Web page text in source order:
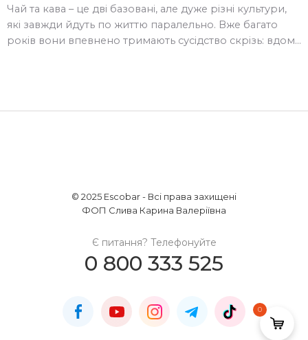
Чай та кава – це дві базовані, але дуже різні культури,
які завжди йдуть по життю паралельно. Вже багато
років вони впевнено тримають сусідство скрізь: вдома
© 2025 Escobar - Всі права захищені
ФОП Слива Карина Валеріївна
Є питання? Телефонуйте
0 800 333 525
0